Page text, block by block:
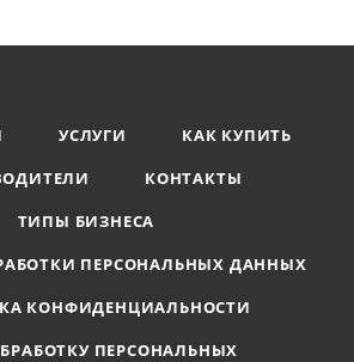
УСЛУГИ
КАК КУПИТЬ
КОНТАКТЫ
ТИПЫ БИЗНЕСА
ПЕРСОНАЛЬНЫХ ДАННЫХ
КОНФИДЕНЦИАЛЬНОСТИ
ПЕРСОНАЛЬНЫХ